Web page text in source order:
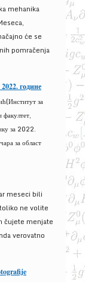
mehanika
će se
pomračenja
године
за
за 2022.
за област
meseci bili
ne volite
čujete menjate
verovatno